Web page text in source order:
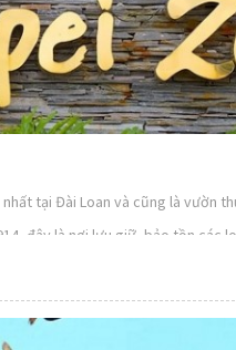
tại Đài Loan và cũng là vườn
đây là nơi lưu giữ, bảo tồn các
Á, Châu Úc... Diện tích rộng gàn